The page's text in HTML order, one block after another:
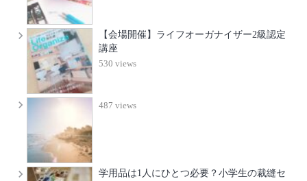
【会場開催】ライフオーガナイザー2級認定
講座
530 views
487 views
学用品は1人にひとつ必要？小学生の裁縫セ